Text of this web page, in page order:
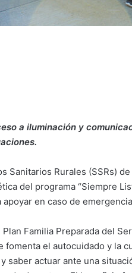
a iluminación y
Sanitarios Rurales (SSRs)
del programa “Siempre
en caso de
Familia Preparada del
fomenta el autocuidado y la
saber actuar ante una